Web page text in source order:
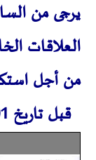
يرجى من
العلاقات
من أجل
قبل تاريخ 01-06-2026.